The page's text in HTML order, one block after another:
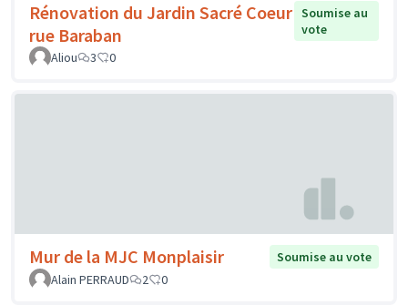
Rénovation du Jardin Sacré Coeur
rue Baraban
Soumise au
vote
Aliou
3 0
Mur de la MJC Monplaisir
Soumise au vote
Alain PERRAUD
2 0